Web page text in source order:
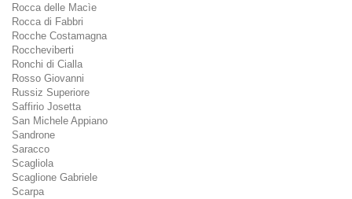
Rocca delle Macìe
Rocca di Fabbri
Rocche Costamagna
Roccheviberti
Ronchi di Cialla
Rosso Giovanni
Russiz Superiore
Saffirio Josetta
San Michele Appiano
Sandrone
Saracco
Scagliola
Scaglione Gabriele
Scarpa